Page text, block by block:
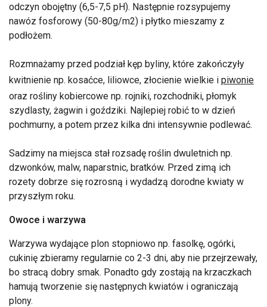
odczyn obojętny (6,5-7,5 pH). Następnie rozsypujemy
nawóz fosforowy (50-80g/m2) i płytko mieszamy z
podłożem.
Rozmnażamy przed podział kęp byliny, które zakończyły
kwitnienie np. kosaćce, liliowce, złocienie wielkie i piwonie
oraz rośliny kobiercowe np. rojniki, rozchodniki, płomyk
szydlasty, żagwin i goździki. Najlepiej robić to w dzień
pochmurny, a potem przez kilka dni intensywnie podlewać.
Sadzimy na miejsca stał rozsadę roślin dwuletnich np.
dzwonków, malw, naparstnic, bratków. Przed zimą ich
rozety dobrze się rozrosną i wydadzą dorodne kwiaty w
przyszłym roku.
Owoce i warzywa
Warzywa wydające plon stopniowo np. fasolkę, ogórki,
cukinię zbieramy regularnie co 2-3 dni, aby nie przejrzewały,
bo stracą dobry smak. Ponadto gdy zostają na krzaczkach
hamują tworzenie się następnych kwiatów i ograniczają
plony.